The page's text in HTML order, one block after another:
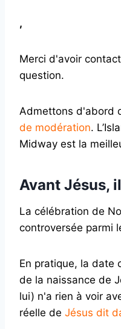
,
Merci d'avoir
question.
Admettons d'abord
de modération.
Midway est la
Avant Jésus,
La célébration de
controversée parmi
En pratique, la date
de la naissance de
lui) n'a rien à voir
réelle de Jésus dit